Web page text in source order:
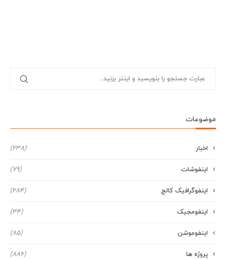
موضوعات
اخبار (238)
اینفوشات (79)
اینفوگرافیک کالج (284)
اینفومجیک (34)
اینفوموشن (85)
پروژه ها (886)